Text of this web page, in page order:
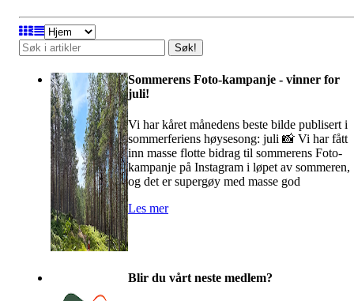
Søk!
Sommerens Foto-kampanje - vinner for
juli!
Vi har kåret månedens beste bilde publisert i
sommerferiens høysesong: juli 📸 Vi har fått
inn masse flotte bidrag til sommerens Foto-
kampanje på Instagram i løpet av sommeren,
og det er supergøy med masse god
Les mer
Blir du vårt neste medlem?